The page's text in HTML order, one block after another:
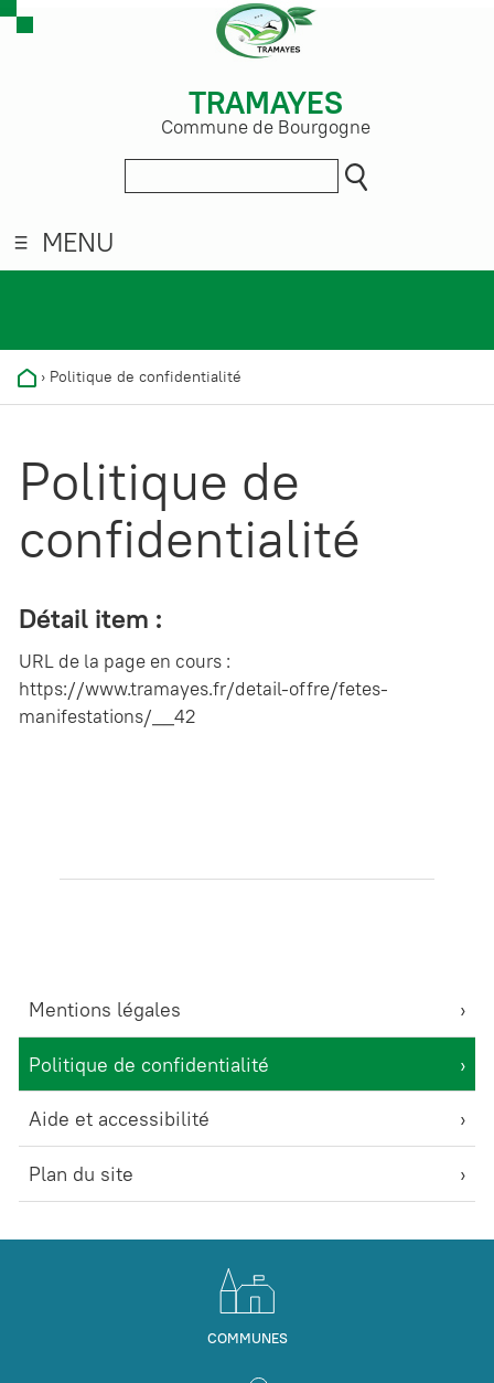
TRAMAYES
Commune de Bourgogne
MENU
› Politique de confidentialité
Mentions légales
Politique de confidentialité
Aide et accessibilité
Plan du site
Politique de
confidentialité
Détail item :
URL de la page en cours :
https://www.tramayes.fr/detail-offre/fetes-
manifestations/__42
COMMUNES